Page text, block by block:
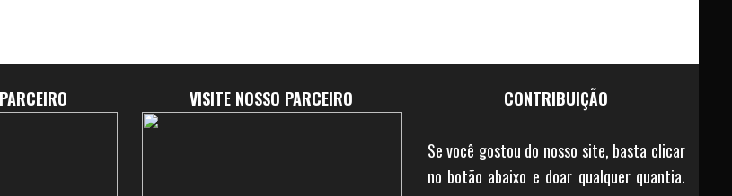
VISITE NOSSO PARCEIRO CONTRIBUIÇÃO
Se você gostou do nosso site, basta clicar
no botão abaixo e doar qualquer quantia.